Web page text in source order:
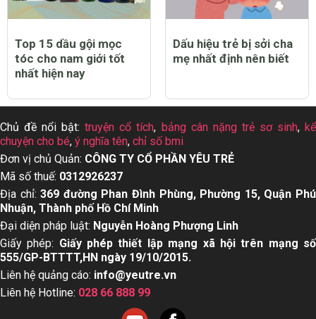
Top 15 dầu gội mọc
tóc cho nam giới tốt
nhất hiện nay
Dấu hiệu trẻ bị sởi cha
mẹ nhất định nên biết
Chủ đề nổi bật:truyện cổ tích, bảng cân nặng trẻ sơ sinh,kể
chuyện cho bé, ý nghĩa tên, chỉ số bmi
Đơn vị chủ Quản: CÔNG TY CỔ PHẦN YÊU TRẺ
Mã số thuế: 0312926237
Địa chỉ:369 đường Phan Đình Phùng, Phường 15, Quận Phú
Nhuận, Thành phố Hồ Chí Minh
Đại diện pháp luật: Nguyễn Hoàng Phượng Linh
Giấy phép: Giấy phép thiết lập mạng xã hội trên mạng số
555/GP-BTTTT,HN ngày 19/10/2015.
Liên hệ quảng cáo: info@yeutre.vn
Liên hệ Hotline: 028 66 888 99